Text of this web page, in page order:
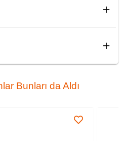
Bunları da Aldı